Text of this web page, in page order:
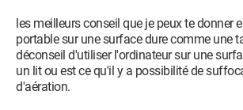
les meilleurs conseil que je peux te donner
portable sur une surface dure comme une
déconseil d'utiliser l'ordinateur sur une
un lit ou est ce qu'il y a possibilité de
d'aération.